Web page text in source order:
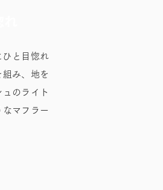
ひと目惚れ
み、地を
のライト
マフラー